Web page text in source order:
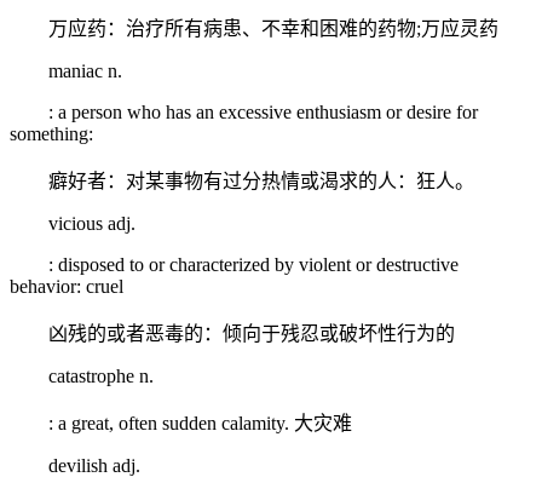
万应药：治疗所有病患、不幸和困难的药物;万应灵药
maniac n.
: a person who has an excessive enthusiasm or desire for
something:
癖好者：对某事物有过分热情或渴求的人：狂人。
vicious adj.
: disposed to or characterized by violent or destructive
behavior: cruel
凶残的或者恶毒的：倾向于残忍或破坏性行为的
catastrophe n.
: a great, often sudden calamity. 大灾难
devilish adj.